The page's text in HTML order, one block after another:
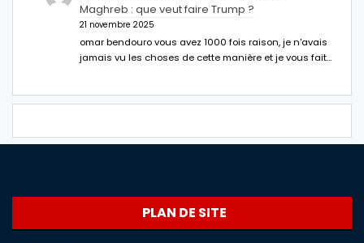
Maghreb : que veut faire Trump ?
21 novembre 2025
omar bendouro vous avez 1000 fois raison, je n'avais
jamais vu les choses de cette manière et je vous fait…
PLAN DE SITE